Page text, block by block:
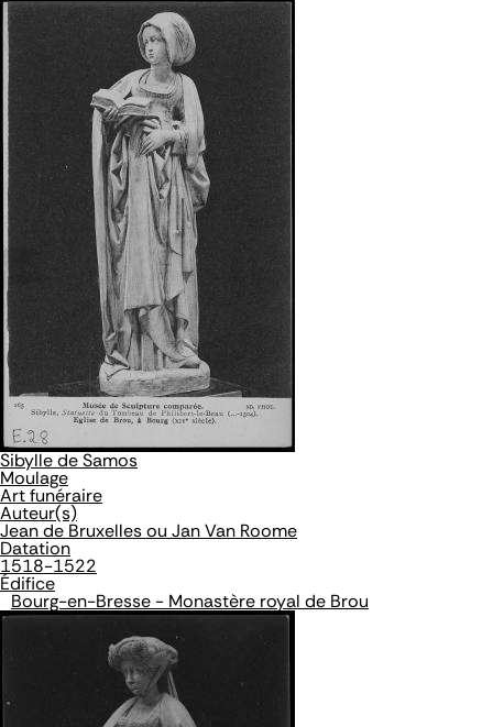
Sibylle de Samos
Moulage
Art funéraire
Auteur(s)
Jean de Bruxelles ou Jan Van Roome
Datation
1518-1522
Édifice
Bourg-en-Bresse - Monastère royal de Brou